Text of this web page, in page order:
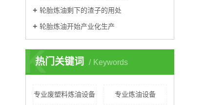
轮胎炼油剩下的渣子的用处
轮胎炼油开始产业化生产
热门关键词 Keywords
K
专业废塑料炼油设备 专业炼油设备